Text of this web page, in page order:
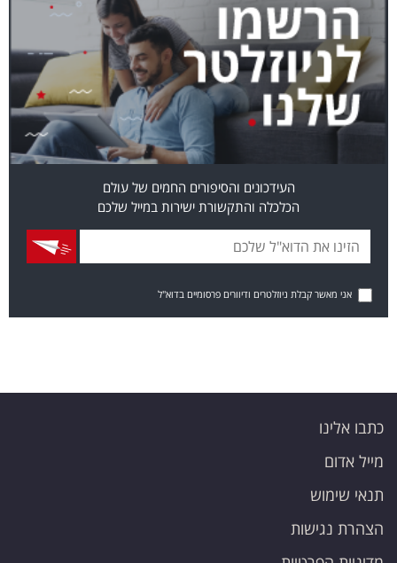
העידכונים והסיפורים החמים של עולם
הכלכלה והתקשורת ישירות במייל שלכם
אני מאשר קבלת ניוזלטרים ודיוורים פרסומיים בדוא"ל
כתבו אלינו
מייל אדום
תנאי שימוש
הצהרת נגישות